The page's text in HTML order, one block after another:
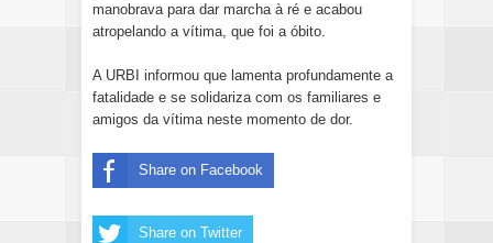
manobrava para dar marcha à ré e acabou
atropelando a vítima, que foi a óbito.
A URBI informou que lamenta profundamente a
fatalidade e se solidariza com os familiares e
amigos da vítima neste momento de dor.
Share on Facebook
Share on Twitter